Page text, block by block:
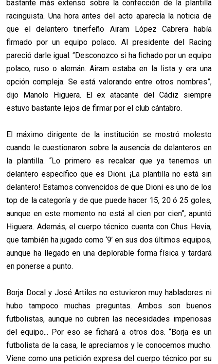
bastante más extenso sobre la confección de la plantilla
racinguista. Una hora antes del acto aparecía la noticia de
que el delantero tinerfeño Airam López Cabrera había
firmado por un equipo polaco. Al presidente del Racing
pareció darle igual. “Desconozco si ha fichado por un equipo
polaco, ruso o alemán. Airam estaba en la lista y era una
opción compleja. Se está valorando entre otros nombres”,
dijo Manolo Higuera. El ex atacante del Cádiz siempre
estuvo bastante lejos de firmar por el club cántabro.
El máximo dirigente de la institución se mostró molesto
cuando le cuestionaron sobre la ausencia de delanteros en
la plantilla. “Lo primero es recalcar que ya tenemos un
delantero específico que es Dioni. ¡La plantilla no está sin
delantero! Estamos convencidos de que Dioni es uno de los
top de la categoría y de que puede hacer 15, 20 ó 25 goles,
aunque en este momento no está al cien por cien”, apuntó
Higuera. Además, el cuerpo técnico cuenta con Chus Hevia,
que también ha jugado como ‘9’ en sus dos últimos equipos,
aunque ha llegado en una deplorable forma física y tardará
en ponerse a punto.
Borja Docal y José Artiles no estuvieron muy habladores ni
hubo tampoco muchas preguntas. Ambos son buenos
futbolistas, aunque no cubren las necesidades imperiosas
del equipo... Por eso se fichará a otros dos. “Borja es un
futbolista de la casa, le apreciamos y le conocemos mucho.
Viene como una petición expresa del cuerpo técnico por su